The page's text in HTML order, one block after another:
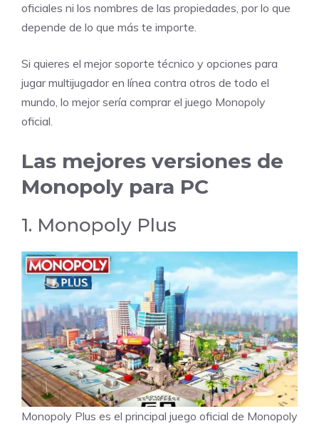
oficiales ni los nombres de las propiedades, por lo que
depende de lo que más te importe.
Si quieres el mejor soporte técnico y opciones para
jugar multijugador en línea contra otros de todo el
mundo, lo mejor sería comprar el juego Monopoly
oficial.
Las mejores versiones de
Monopoly para PC
1. Monopoly Plus
Monopoly Plus es el principal juego oficial de Monopoly